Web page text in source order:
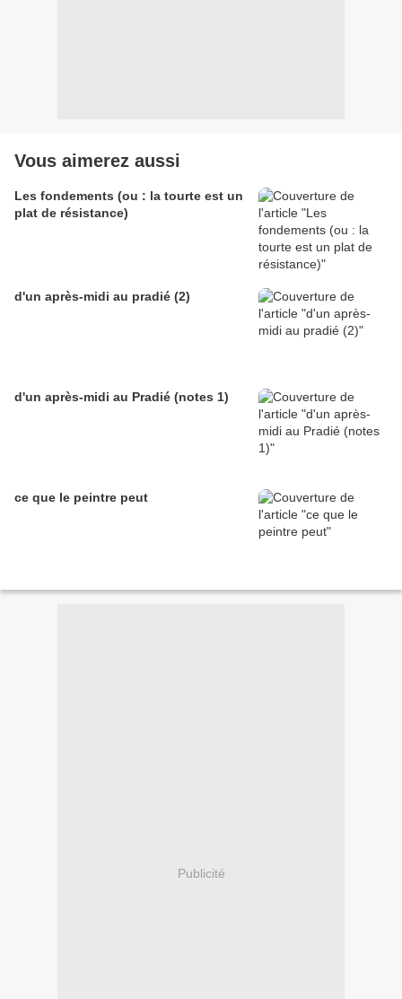
Vous aimerez aussi
Les fondements (ou : la tourte est un
plat de résistance)
d'un après-midi au pradié (2)
d'un après-midi au Pradié (notes 1)
ce que le peintre peut
Publicité